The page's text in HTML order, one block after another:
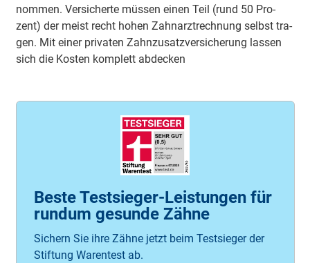
nom­men. Ver­si­cher­te müs­sen ei­nen Teil (rund 50 Pro­
zent) der meist recht ho­hen Zahn­arzt­rech­nung selbst tra­
gen. Mit ei­ner pri­va­ten Zahn­zu­satz­ver­si­che­rung las­sen
sich die Kos­ten kom­plett ab­de­cken
Beste Testsieger-Leistungen für
rundum gesunde Zähne
Sichern Sie ihre Zähne jetzt beim Testsieger der
Stiftung Warentest ab.